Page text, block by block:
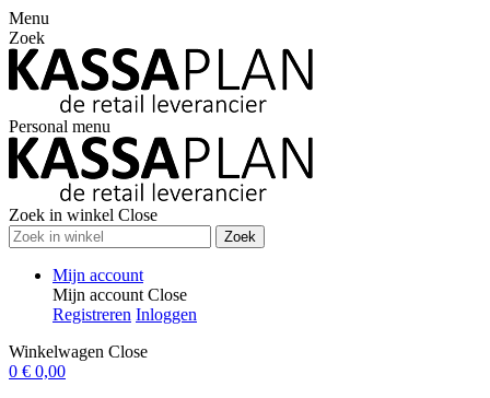
Menu
Zoek
Personal menu
Zoek in winkel Close
Zoek
Mijn account
Mijn account Close
Registreren Inloggen
Winkelwagen Close
0 € 0,00